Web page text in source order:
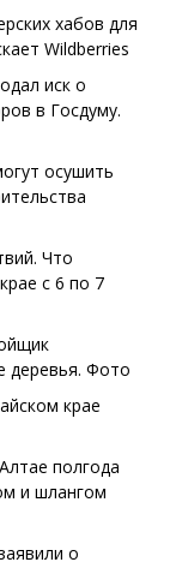
хабов для
Wildberries
иск о
в Госдуму.
осушить
Что
с 6 по 7
деревья. Фото
крае
полгода
и шлангом
о
идей.
компании
городов,
и развитии